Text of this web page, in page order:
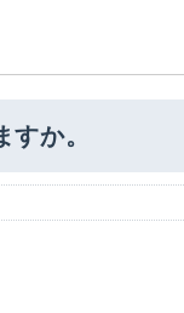
か。